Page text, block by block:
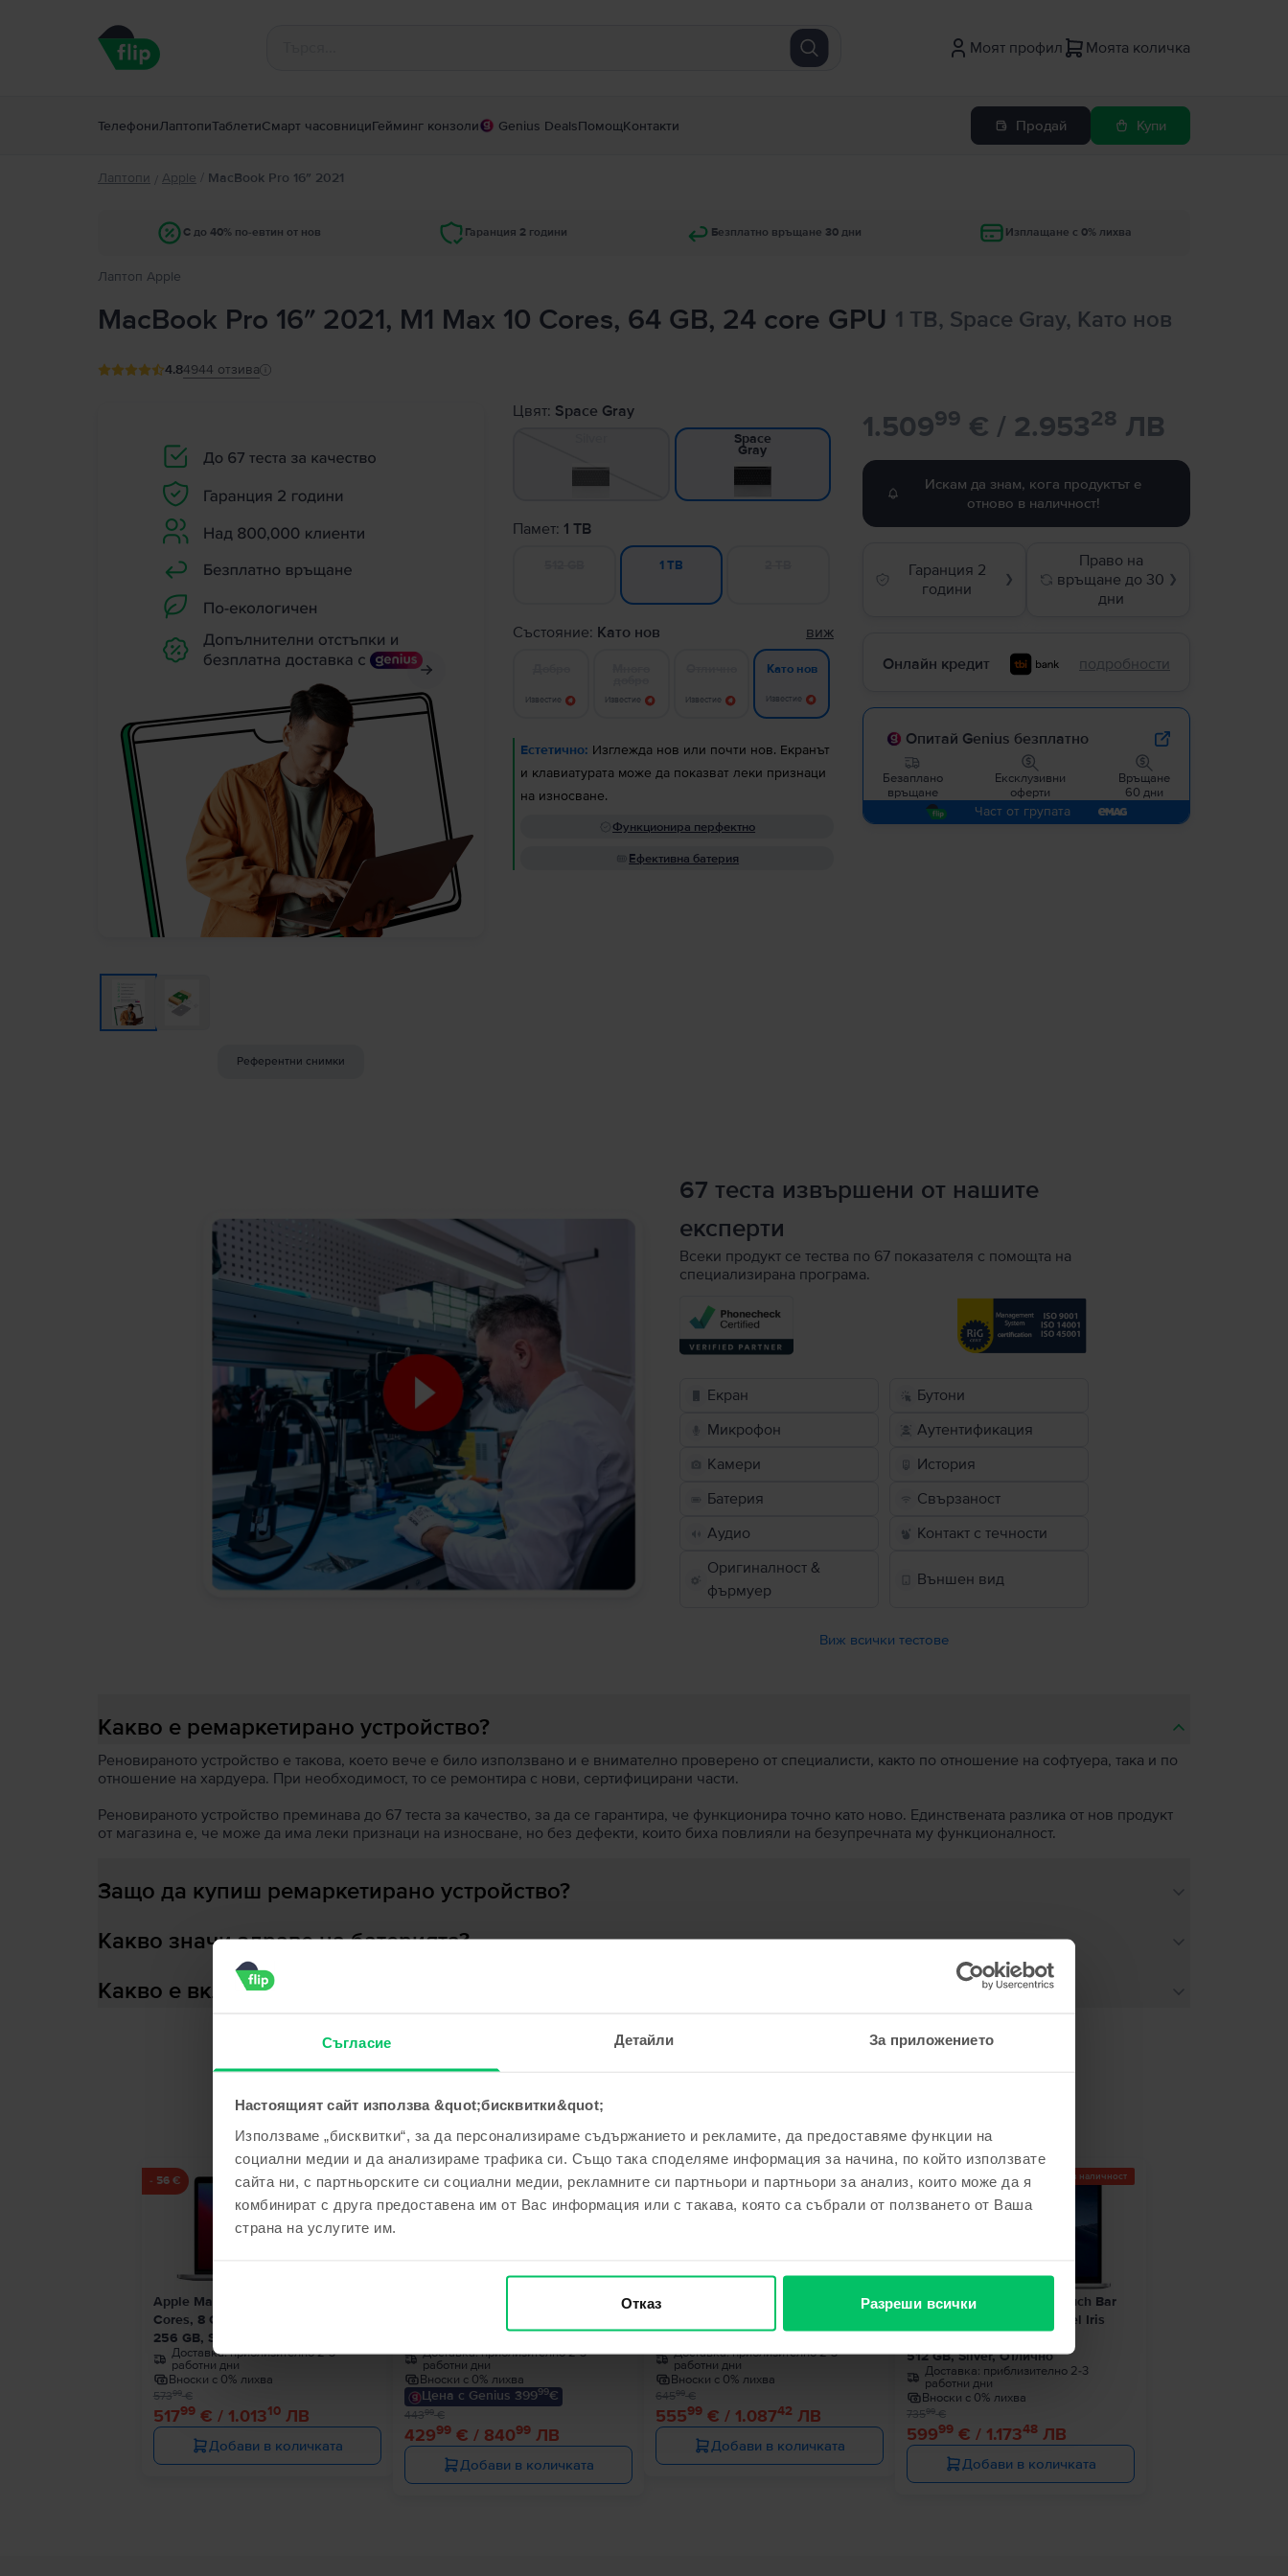
Съгласие Детайли За приложението
Настоящият сайт използва &quot;бисквитки&quot;
Използваме „бисквитки“, за да персонализираме съдържанието и рекламите, да предоставяме функции на
социални медии и да анализираме трафика си. Също така споделяме информация за начина, по който използвате
сайта ни, с партньорските си социални медии, рекламните си партньори и партньори за анализ, които може да я
комбинират с друга предоставена им от Вас информация или с такава, която са събрали от ползването от Ваша
страна на услугите им.
Отказ Разреши всички
Моят профил Моята количка
ТелефониЛаптопиТаблетиСмарт часовнициГейминг конзоли Genius DealsПомощКонтакти Продай Купи
Лаптопи / Apple / MacBook Pro 16″ 2021
С до 40% по-евтин от нов Гаранция 2 години Безплатно връщане 30 дни Изплащане с 0% лихва
Лаптоп Apple
MacBook Pro 16″ 2021, M1 Max 10 Cores, 64 GB, 24 core GPU 1 TB, Space Gray, Като нов
4.84944 отзива
Референтни снимки
Цвят: Space Gray
Space
Gray
Памет: 1 TB
1 TB
Състояние: Като нов виж
Известие Известие Известие
Като нов
Известие
Естетично: Изглежда нов или почти нов. Екранът
и клавиатурата може да показват леки признаци
на износване.
Функционира перфектно
Ефективна батерия
1.50999 € / 2.95328 ЛВ
Искам да знам, кога продуктът е
отново в наличност!
Гаранция 2
години
❯
Право на
връщане до 30
дни
❯
Онлайн кредит подробности
Опитай Genius безплатно
Безаплано
връщане
Ексклузивни
оферти
Връщане
60 дни
Част от групата
67 теста извършени от нашите
експерти
Всеки продукт се тества по 67 показателя с помощта на
специализирана програма.
Екран
Бутони
Микрофон
Аутентификация
Камери
История
Батерия
Свързаност
Аудио
Контакт с течности
Оригиналност &
фърмуер
Външен вид
Виж всички тестове
Какво е ремаркетирано устройство?
Реновираното устройство е такова, което вече е било използвано и е внимателно проверено от специалисти, както по отношение на софтуера, така и по
отношение на хардуера. При необходимост, то се ремонтира с нови, сертифицирани части.
Реновираното устройство преминава до 67 теста за качество, за да се гарантира, че функционира точно като ново. Единствената разлика от нов продукт
от магазина е, че може да има леки признаци на износване, но без дефекти, които биха повлияли на безупречната му функционалност.
Защо да купиш ремаркетирано устройство?
Какво значи здраве на батерията?
Какво е включено в кутията?
Сходни продукти с твоето търсене
- 56 €
Apple MacBook Pro 13″ 2020, M1 8
Cores, 8 GB, 8 core GPU
256 GB, Space Gray, Много добро
Доставка:приблизително 2-3
работни дни
Вноски с 0% лихва
51799€ / 1.01310ЛВ
57399€
Добави в количката
- 14 €
Доставка:приблизително 2-3
работни дни
Вноски с 0% лихва
Цена с Genius 39999€
42999€ / 84099ЛВ
44399€
Добави в количката
- 90 €
Apple MacBook Pro 13″ 2020, M1 8
Доставка:приблизително 2-3
работни дни
Вноски с 0% лихва
55599 € / 1.08742 ЛВ
64599€
Добави в количката
- 136 € Последен в наличност
Apple MacBook Pro 13″ Touch Bar
2019, i7 2.8 GHz, 8 GB, Intel Iris
512 GB, Silver, Отлично
Доставка: приблизително 2-3
работни дни
Вноски с 0% лихва
59999 € / 1.17348 ЛВ
73599€
Добави в количката